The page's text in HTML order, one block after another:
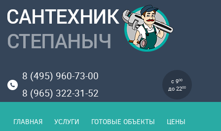
8 (495) 960-73-00
8 (965) 322-31-52
с 900
до 2200
ГЛАВНАЯ УСЛУГИ ГОТОВЫЕ ОБЪЕКТЫ ЦЕНЫ